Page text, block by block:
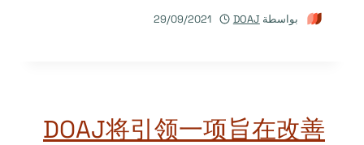
بواسطة DOAJ
29/09/2021
DOAJ将引领一项旨在改善